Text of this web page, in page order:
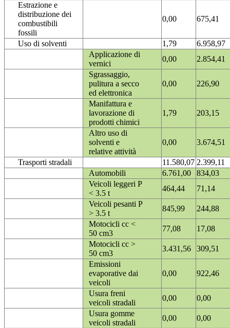
Estrazione e
distribuzione dei
combustibili
fossili
0,00 675,41
Uso di solventi 1,79
6.958,97
Applicazione di
vernici
0,00
2.854,41
Sgrassaggio,
pulitura a secco
ed elettronica
0,00 226,90
Manifattura e
lavorazione di
prodotti chimici
1,79 203,15
Altro uso di
solventi e
relative attività
0,00 3.674,51
Trasporti stradali 11.580,07 2.399,11
Automobili
6.761,00
834,03
Veicoli leggeri P
< 3.5 t
464,44
71,14
Veicoli pesanti P
> 3.5 t
845,99
244,88
Motocicli cc <
50 cm3
77,08
17,08
Motocicli cc >
50 cm3
3.431,56
309,51
Emissioni
evaporative dai
veicoli
0,00 922,46
Usura freni
veicoli stradali
0,00
0,00
Usura gomme
veicoli stradali
0,00
0,00